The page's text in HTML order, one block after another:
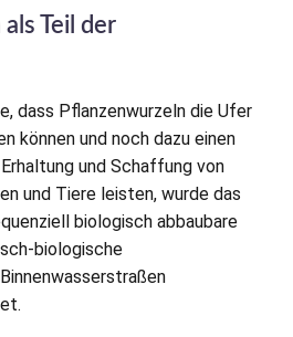
Teil der
dass Pflanzenwurzeln die Ufer
können und noch dazu einen
und Schaffung von
und Tiere leisten, wurde das
biologisch abbaubare
biologische